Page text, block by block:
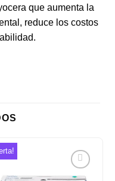
que aumenta la
reduce los costos